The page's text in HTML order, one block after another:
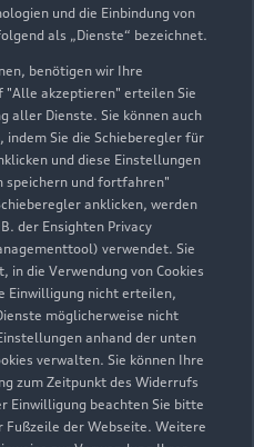
und die Einbindung von
als „Dienste“ bezeichnet.
benötigen wir Ihre
"Alle akzeptieren" erteilen Sie
aller Dienste. Sie können auch
Sie die Schieberegler für
und diese Einstellungen
speichern und fortfahren"
anklicken, werden
der Ensighten Privacy
verwendet. Sie
die Verwendung von Cookies
Einwilligung nicht erteilen,
möglicherweise nicht
anhand der unten
verwalten. Sie können Ihre
zum Zeitpunkt des Widerrufs
Einwilligung beachten Sie bitte
Fußzeile der Webseite. Weitere
Zurück nach oben